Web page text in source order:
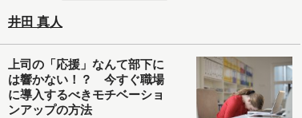
井田 真人
上司の「応援」なんて部下に
は響かない！？ 今すぐ職場
に導入するべきモチベーショ
ンアップの方法